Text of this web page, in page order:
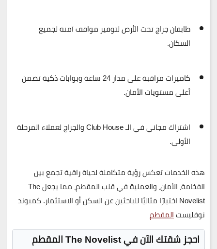
طابقان جراج تحت الأرضلتوفير مواقف آمنة لجميع
السكان.
كاميرات مراقبة على مدار 24 ساعة
وبوابات ذكية تضمن
أعلى مستويات الأمان.
اشتراك مجاني في الـ Club House والجراج لعملاء المرحلة
الأولى.
هذه الخدمات تعكس رؤية متكاملة لحياة راقية تجمع بين
الفخامة، الأمان، والعملية في قلب المقطم، مما يجعل The
Novelist اختيارًا مثاليًا للباحثين عن السكن أو الاستثمار. كمبوند
نوفليستالمقطم
احجز شقتك الآن في The Novelist المقطم